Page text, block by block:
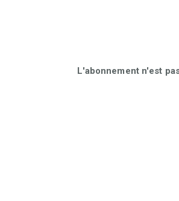
L'abonnement n'est